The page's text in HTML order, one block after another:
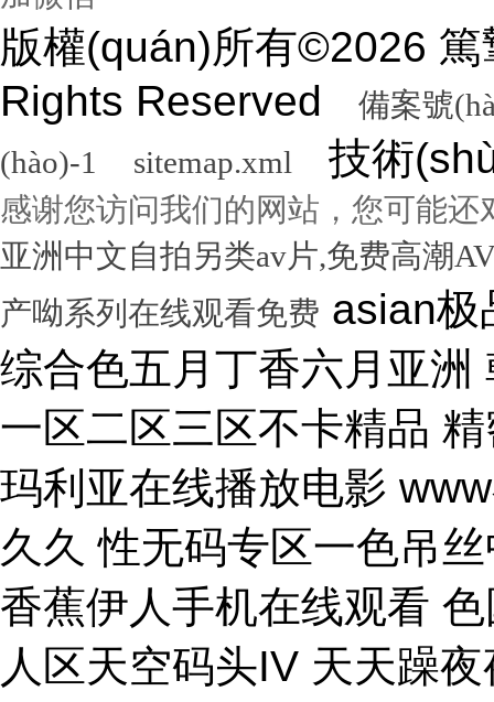
版權(quán)所有©2026
Rights Reserved
備案號
(hào)-1
sitemap.xml 技術
感谢您访问我们的网站，您可能还
亚洲中文自拍另类av片,免费高潮
产呦系列在线观看免费 asian极品呦女xx 黑人尻亚洲女人 激情综合色五月丁香六月亚洲 韩国激情电影华丽的外出 国产一区二区三区不卡精品 精密机械一区二区三区天堂 小泽玛利亚在线播放电影 www在线一区 国产v综合v亚洲欧美久久 性无码专区一色吊丝中文字幕 朝鲜美女黑毛bbw 大香蕉伊人手机在线观看 色国产在线视频一区二区 亚洲无人区天空码头IV 天天躁夜夜躁狠狠躁99 15min摘花出血视频 免费男女黑网站 国产综合精品久久99之一 蜜桃臀无码内射一区二区三区 国产色情18一20岁片a片 正在播放骚 湿 无码福利一区二区不卡片 人人妻人人澡人人爽精品日 日本1区2区3区4区国色 口国产成人高清在线播放 精品一区二区三区在线观看 影音先锋aⅤ无码资源网 男生使劲操女生喷水视频 久久91久久久久久久久 欧美乱妇高清无乱码免费 人与兽黄色视频 免费男人日女人 高潮来了 用力黄片入口 久久精品国产亚洲成人av 中国鸡巴插屄屄 国产精品视频一区啪啪啪 国产精品成人无码视频 亚洲一区二区三区电影在线 亚洲成人无码77777 日韩一中文字幕在线视频 大鸡吧逼逼碰撞 美女被干777 全彩无码里番本子库 国产成人无码a区视频在线观看 玩弄放荡人妻一区二区三 黑丝美女自慰被大鸡巴操 日韩精品一区 久久亚洲av不卡一区二区 操你骚逼www 理论片午午伦夜理片久久 中文字幕无码亚洲a人片 美女操大黑鸡巴 老色鬼久久亚洲av按摩 欧美美女人体艺术 逼逼逼逼啊啊嗯嗯啊视频 69成人免费视频无码专区 免费又爽又大又高潮视频 欧美日韩一二三区在线视频 亚洲精品中文字幕第十页 青青操在线观看国产视频 色婷婷亚洲十月十月色天 啊啊啊湿了视频在线观看 三十路四十路五十路熟女 国产一区二区在线观看天堂 女人张开腿让男人桶视频 bibi av 日本69视频在线免费观看 无码人妻一区二区三区一 在线观看激情av一区二区 日日天天日天天谢天天日 国产迷晕三个美女的网站 一本到在线观看免费收看 国产亚洲无遮挡美女视频 日本网站在线观看一区二区 肏 少 妇 屄 在 线 丝袜制服shemale 美女裸体爆乳张开腿喷水 免费看成人午夜福利专区 gv在线无码男男gay 国产重口老太和变态小伙 随时都能干的校园运动会 VIP可见久久伊人婷婷 国产一级毛片一区二区视频 国产精品久久99简爱亚洲 吧吧吧影院伦理片在线观看 国产精品一二三四区视频 日韩区一区二在线观看视频 黄色片《男人操女人逼》 大香蕉久久日韩91蜜桃 30年驾龄老司机告诉你 91亚洲国产成人精品看片 把屌插进女人的逼里视频 大香蕉porn在线视频 成人性生交大片免费看96 最新亚洲人成无码网www电影 男生机桶女生小穴的视频 久久综合给合久久狠狠狠 国产呦系列一区二区三区 国产特级看欧美日韩中文 欧美大肉棒抽插骚逼视频 国产又色又爽无遮挡免费 男人天堂久久久一区二区 日本人与黑人牲交交免费 亚洲大片免费资源网站片 国产精品原创巨av 性感美女被操逼 美女污骚逼喷水白虎白浆 久久久久亚洲日本欧美视频 天天摸夜夜摸夜夜狠狠添 五险交满15能领多少钱 国产一卡二卡三卡四卡兔 国产综合23p 中国东北老熟妇做爰网视频 一级国产片在线观看免费 欧美黑人欧美精品刺激 激情综合色综合啪啪开心 群交视频大鸡巴 国产三级精品三级男人的天堂 么公在果树林征服了小雪 解开奶罩吸奶头高潮AV 丰满多毛的少妇 国产精品亚洲一区二区久久 黑人和中国熟女啪啪视频 香蕉视频成人网在线观看 荷兰小妓女高潮βbbw 日韩一区二区经典在线视频 学长让我夹震蛋自慰给他看 WWW亚洲精品久久久乳 免费看点www逼里逼里 手机亚洲第一页 夫妻性生活黄色一级大片 久久综合九色 免费看欧美日韩特级黄片 美女高潮久久免费观看国产 又粗又大又硬毛片免费看 欧美日韩成人大片p内射 草莓视频成视频在线观看 无码专区 人妻系列 在线 日本不卡一区二区三区四区 三级片在线观看国产三级 办公室国产a国产片免费 久久无码!视频 国产成年无码aⅤ片在线 大鸡巴插美女小穴动态图 国产亚洲aaa在线观看 一级二级三一片内射视频 在线观看欧美视频一区二区 被玩环了外高冷老师动漫 动漫男女操鸡巴射精网站 啊啊啊啊大鸡巴操我视频 婷婷综合久久中文字幕蜜桃三电影 色婷五月综激情亚洲综合 久久精品国产自清天天线 日本免费播放一区二区视频 丰满多毛的少妇 舔骚妇淫穴网站 最好看免费观看高清大全 99国产欧美另类久久片 人体艺术在线观看 成在人线视频男人的天堂 国产成人视a片品免费 东京热无码av一区二区 一道本中文字幕在线观看 嗯～好爽射进去强奸啊～ 真人作爱试看120分钟 在线观看国产三级片视频 国产极品高颜值美女到高潮 国产精品高清国产三级av 久久久无码专区中文字幕 推特网红91露出樱桃味 日本不卡码一区二区三区 小骚逼啪啪视频 男男无专砖码高清在线观看 亚洲精